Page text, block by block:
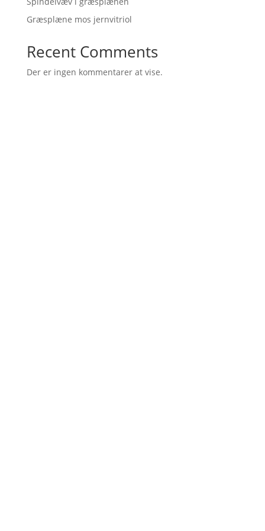
Græsplæne mos jernvitriol
Recent Comments
Der er ingen kommentarer at vise.